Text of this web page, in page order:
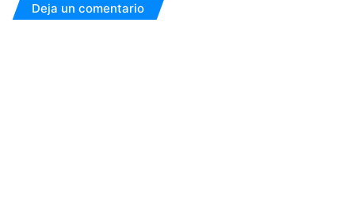
Deja un comentario